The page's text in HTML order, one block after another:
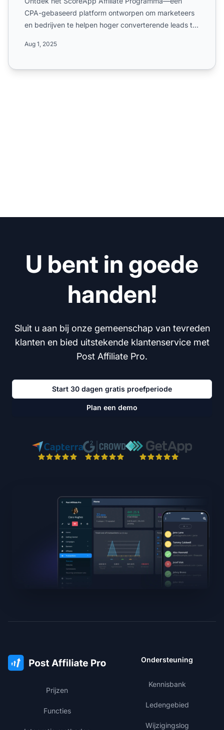
CPA-gebaseerd platform ontworpen om marketeers
en bedrijven te helpen hoger converterende leads te
Aug 1, 2025
U bent in goede
handen!
Sluit u aan bij onze gemeenschap van tevreden
klanten en bied uitstekende klantenservice met
Post Affiliate Pro.
Start 30 dagen gratis proefperiode
Plan een demo
Prijzen
Functies
Ondersteuning
Kennisbank
Ledengebied
Wijzigingslog